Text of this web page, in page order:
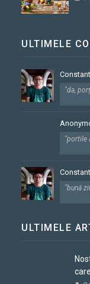
ULTIMELE
"da,
"portile
"bună
ULTIMELE